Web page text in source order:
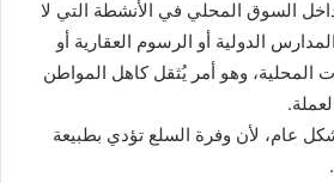
داخل السوق المحلي في الأنشطة التي لا
الدولية أو الرسوم العقارية أو
المحلية، وهو أمر يُثقل كاهل المواطن
عام، لأن وفرة السلع تؤدي بطبيعة